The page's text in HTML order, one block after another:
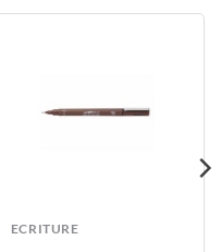
ECRITURE